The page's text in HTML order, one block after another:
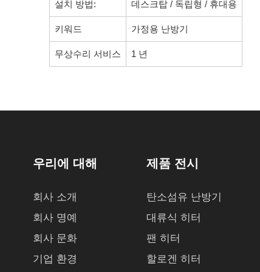
설치 방법: 데스크탑 / 독립형 / 휴대용
키워드 가정용 난방기
무상수리 서비스 1 년
우리에 대해
회사 소개
회사 명예
회사 문화
기업 환경
제품 전시
탄소섬유 난방기
대류식 히터
팬 히터
할로겐 히터